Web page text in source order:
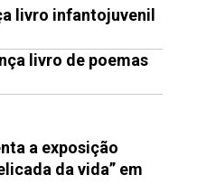
livro infantojuvenil
livro de poemas
a exposição
da vida” em